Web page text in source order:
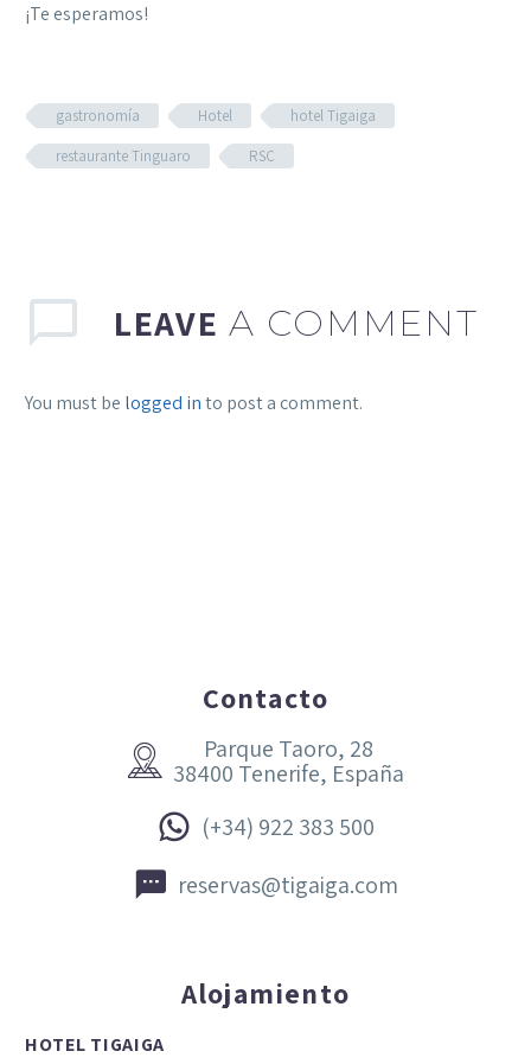
¡Te esperamos!
gastronomía Hotel
hotel Tigaiga
restaurante Tinguaro
RSC
LEAVE A COMMENT
You must be logged into post a comment.
Contacto


Parque Taoro, 28
38400 Tenerife, España

 (+34) 922 383 500

 reservas@tigaiga.com
Alojamiento
HOTEL TIGAIGA